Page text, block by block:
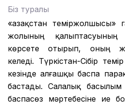
Біз туралы
«Қазақстан теміржолшысы»
жолының қалыптасуының
көрсете отырып, оның
келеді. Түркістан-Сібір
кезінде алғашқы баспа
бастады. Салалық басылым
баспасөз мәртебесіне ие